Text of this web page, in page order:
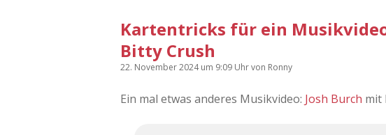
Kartentricks für ein
Bitty Crush
22. November 2024um 9:09 Uhrvon Ronny
Ein mal etwas anderes Musikvideo: Josh Burch mit